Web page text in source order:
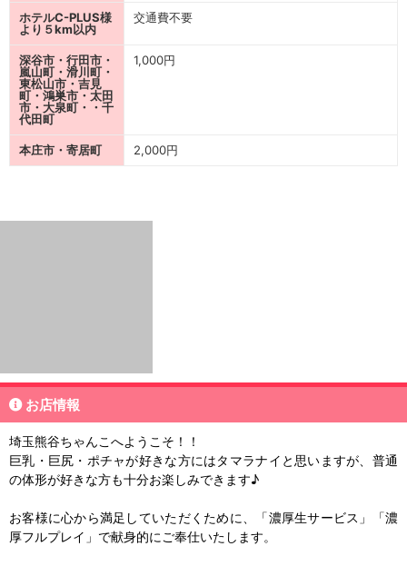
ホテルC-PLUS様
より５km以内
交通費不要
深谷市・行田市・
嵐山町・滑川町・
東松山市・吉見
町・鴻巣市・太田
市・大泉町・・千
代田町
1,000円
本庄市・寄居町 2,000円
お店情報
埼玉熊谷ちゃんこへようこそ！！
巨乳・巨尻・ポチャが好きな方にはタマラナイと思いますが、普通
の体形が好きな方も十分お楽しみできます♪
お客様に心から満足していただくために、「濃厚生サービス」「濃
厚フルプレイ」で献身的にご奉仕いたします。